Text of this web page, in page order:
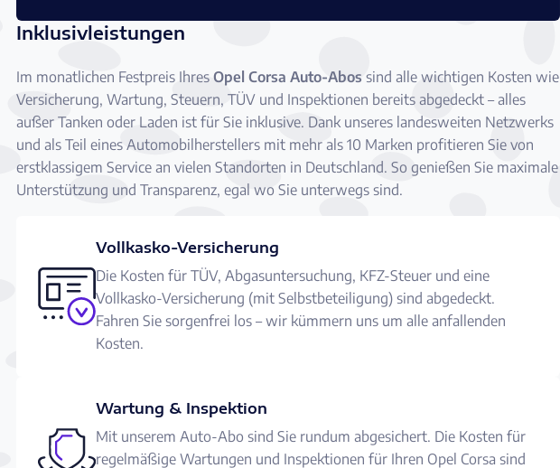
Inklusivleistungen
Im monatlichen Festpreis Ihres Opel Corsa Auto-Abos sind alle wichtigen Kosten wie
Versicherung, Wartung, Steuern, TÜV und Inspektionen bereits abgedeckt – alles
außer Tanken oder Laden ist für Sie inklusive. Dank unseres landesweiten Netzwerks
und als Teil eines Automobilherstellers mit mehr als 10 Marken profitieren Sie von
erstklassigem Service an vielen Standorten in Deutschland. So genießen Sie maximale
Unterstützung und Transparenz, egal wo Sie unterwegs sind.
Vollkasko-Versicherung
Die Kosten für TÜV, Abgasuntersuchung, KFZ-Steuer und eine
Vollkasko-Versicherung (mit Selbstbeteiligung) sind abgedeckt.
Fahren Sie sorgenfrei los – wir kümmern uns um alle anfallenden
Kosten.
Wartung & Inspektion
Mit unserem Auto-Abo sind Sie rundum abgesichert. Die Kosten für
regelmäßige Wartungen und Inspektionen für Ihren Opel Corsa sind